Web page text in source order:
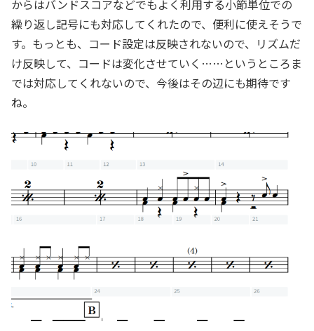
からはバンドスコアなどでもよく利用する小節単位での
繰り返し記号にも対応してくれたので、便利に使えそうで
す。もっとも、コード設定は反映されないので、リズムだ
け反映して、コードは変化させていく……というところま
では対応してくれないので、今後はその辺にも期待です
ね。